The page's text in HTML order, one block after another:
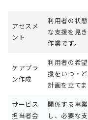
アセスメ
ント
利用者の状
な支援を見
作業です。
ケアプラ
ン作成
利用者の希
援をいつ・
計画を立てま
サービス
担当者会
関係する事
し、必要な